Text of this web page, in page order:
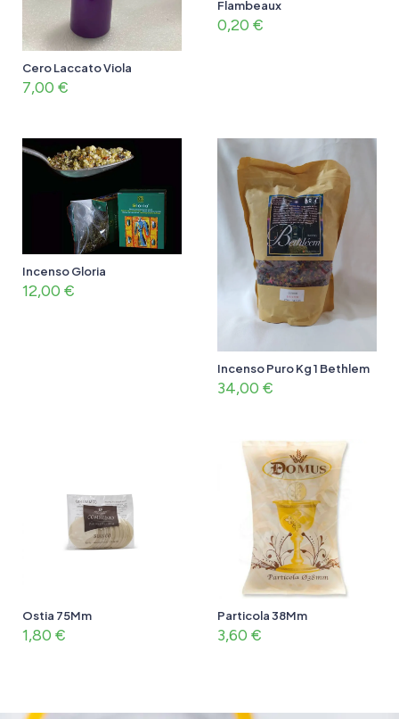
Cero Laccato Viola
7,00 €
Flambeaux
0,20 €
Incenso Gloria
12,00 €
Incenso Puro Kg 1 Bethlem
34,00 €
Ostia 75Mm
1,80 €
Particola 38Mm
3,60 €